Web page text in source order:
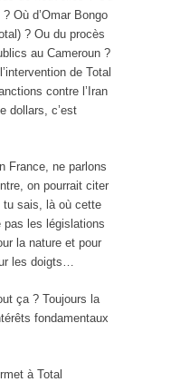
Où d’Omar Bongo
? Ou du procès
au Cameroun ?
de Total
contre l’Iran
dollars, c’est
France, ne parlons
on pourrait citer
tu sais, là où cette
pas les législations
la nature et pour
les doigts…
ça ? Toujours la
fondamentaux
à Total